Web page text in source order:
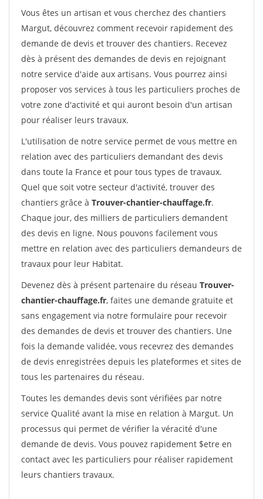
Vous êtes un artisan et vous cherchez des chantiers
Margut, découvrez comment recevoir rapidement des
demande de devis et trouver des chantiers. Recevez
dès à présent des demandes de devis en rejoignant
notre service d'aide aux artisans. Vous pourrez ainsi
proposer vos services à tous les particuliers proches de
votre zone d'activité et qui auront besoin d'un artisan
pour réaliser leurs travaux.
L'utilisation de notre service permet de vous mettre en
relation avec des particuliers demandant des devis
dans toute la France et pour tous types de travaux.
Quel que soit votre secteur d'activité, trouver des
chantiers grâce à Trouver-chantier-chauffage.fr.
Chaque jour, des milliers de particuliers demandent
des devis en ligne. Nous pouvons facilement vous
mettre en relation avec des particuliers demandeurs de
travaux pour leur Habitat.
Devenez dès à présent partenaire du réseau Trouver-
chantier-chauffage.fr, faites une demande gratuite et
sans engagement via notre formulaire pour recevoir
des demandes de devis et trouver des chantiers. Une
fois la demande validée, vous recevrez des demandes
de devis enregistrées depuis les plateformes et sites de
tous les partenaires du réseau.
Toutes les demandes devis sont vérifiées par notre
service Qualité avant la mise en relation à Margut. Un
processus qui permet de vérifier la véracité d'une
demande de devis. Vous pouvez rapidement $etre en
contact avec les particuliers pour réaliser rapidement
leurs chantiers travaux.